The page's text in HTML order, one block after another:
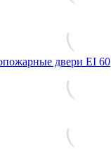
двери EI 60